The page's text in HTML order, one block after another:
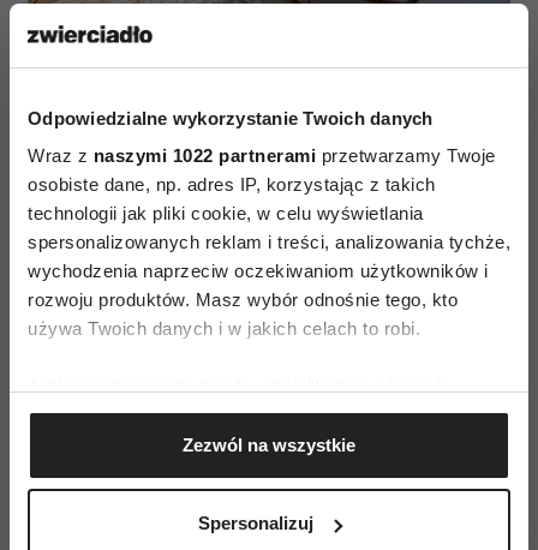
Odpowiedzialne wykorzystanie Twoich danych
Wraz z naszymi 1022 partnerami przetwarzamy Twoje
osobiste dane, np. adres IP, korzystając z takich
technologii jak pliki cookie, w celu wyświetlania
spersonalizowanych reklam i treści, analizowania tychże,
wychodzenia naprzeciw oczekiwaniom użytkowników i
rozwoju produktów. Masz wybór odnośnie tego, kto
używa Twoich danych i w jakich celach to robi.
Gromadzić dane dotyczące Twojej lokalizacji
geograficznej z dokładnością nawet do kilku metrów
Identyfikować Twoje urządzenie, aktywnie
(fingerprinting, czyli wirtualny odcisk palca)
Zezwól na wszystkie
Spersonalizuj
wybierającstół do jadalni, warto zastanowić się
nad stołem z prawdziwego drewna. Jeśli mamy już
taki mebel, możemy pomyśleć o prawdziwej
aranżacji w stylu rustykalnym. Przede wszystkim
zapomnijmy o obrusie. Przyda się natomiast prosty
bieżnik, najlepiej utrzymany w odcieniu czystej
bieli i z haftem nawiązującym do polskiej tradycji
sama w sobie powinna stanowić dekorację stołu.
Myśląc o dodatkowych ozdobach, postawmy na
oryginalnie ozdobią stół.